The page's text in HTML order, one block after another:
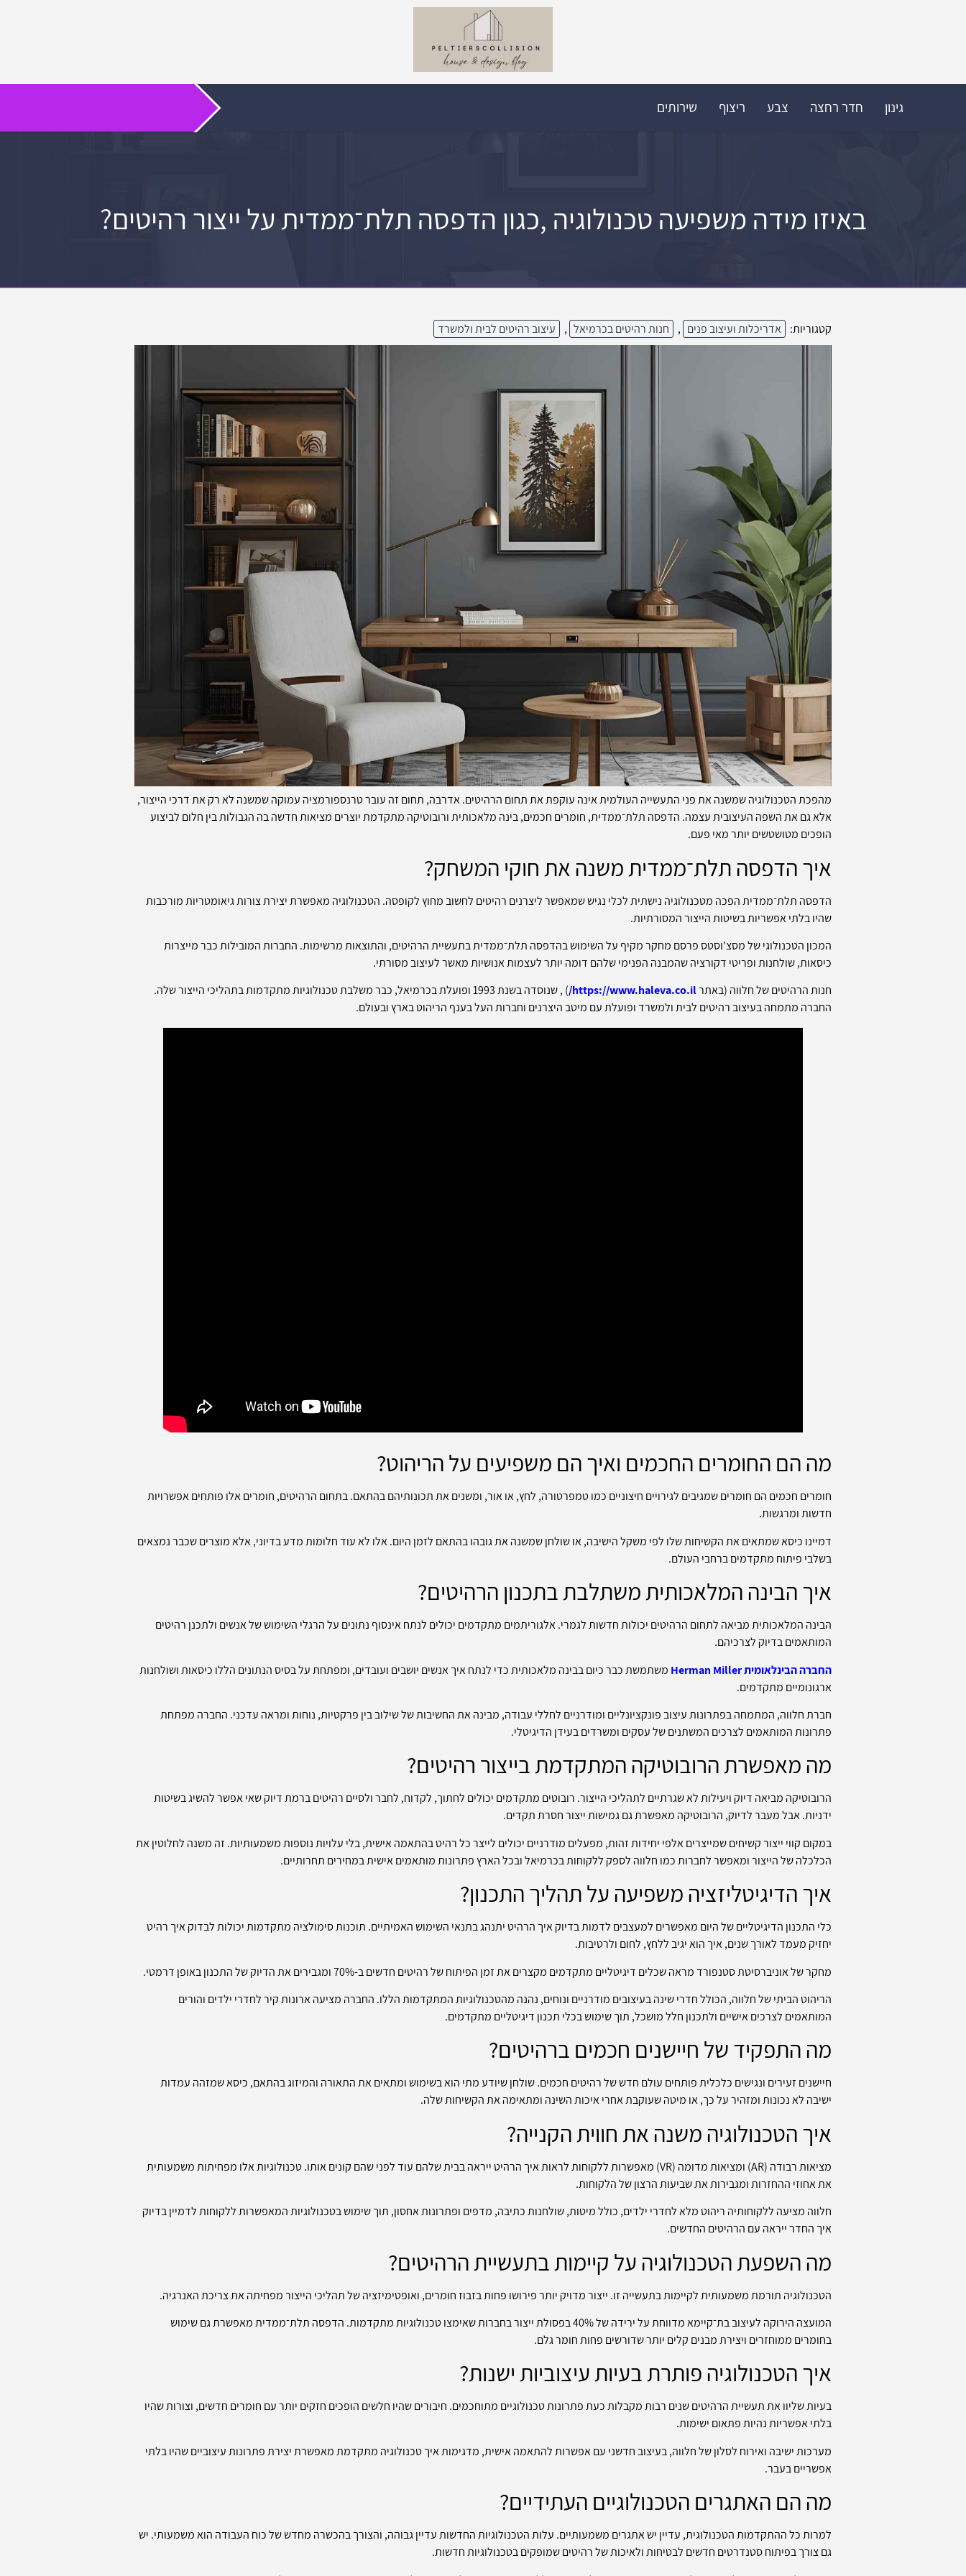
גינון חדר רחצה צבע ריצוף שירותים
באיזו מידה משפיעה טכנולוגיה ,כגון הדפסה תלת־ממדית על ייצור רהיטים?
קטגוריות: אדריכלות ועיצוב פנים , חנות רהיטים בכרמיאל , עיצוב רהיטים לבית ולמשרד
מהפכת הטכנולוגיה שמשנה את פני התעשייה העולמית אינה עוקפת את תחום הרהיטים. אדרבה, תחום זה עובר טרנספורמציה עמוקה שמשנה לא רק את דרכי הייצור,
אלא גם את השפה העיצובית עצמה. הדפסה תלת־ממדית, חומרים חכמים, בינה מלאכותית ורובוטיקה מתקדמת יוצרים מציאות חדשה בה הגבולות בין חלום לביצוע
הופכים מטושטשים יותר מאי פעם.
איך הדפסה תלת־ממדית משנה את חוקי המשחק?
הדפסה תלת־ממדית הפכה מטכנולוגיה נישתית לכלי נגיש שמאפשר ליצרנים רהיטים לחשוב מחוץ לקופסה. הטכנולוגיה מאפשרת יצירת צורות גיאומטריות מורכבות
שהיו בלתי אפשריות בשיטות הייצור המסורתיות.
המכון הטכנולוגי של מסצ'וסטס פרסם מחקר מקיף על השימוש בהדפסה תלת־ממדית בתעשיית הרהיטים, והתוצאות מרשימות. החברות המובילות כבר מייצרות
כיסאות, שולחנות ופריטי דקורציה שהמבנה הפנימי שלהם דומה יותר לעצמות אנושיות מאשר לעיצוב מסורתי.
חנות הרהיטים של חלווה (באתרhttps://www.haleva.co.il/
) , שנוסדה בשנת 1993 ופועלת בכרמיאל, כבר משלבת טכנולוגיות מתקדמות בתהליכי הייצור שלה.
החברה מתמחה בעיצוב רהיטים לבית ולמשרד ופועלת עם מיטב היצרנים וחברות העל בענף הריהוט בארץ ובעולם.
מה הם החומרים החכמים ואיך הם משפיעים על הריהוט?
חומרים חכמים הם חומרים שמגיבים לגירויים חיצוניים כמו טמפרטורה, לחץ, או אור, ומשנים את תכונותיהם בהתאם. בתחום הרהיטים, חומרים אלו פותחים אפשרויות
חדשות ומרגשות.
דמיינו כיסא שמתאים את הקשיחות שלו לפי משקל הישיבה, או שולחן שמשנה את גובהו בהתאם לזמן היום. אלו לא עוד חלומות מדע בדיוני, אלא מוצרים שכבר נמצאים
בשלבי פיתוח מתקדמים ברחבי העולם.
איך הבינה המלאכותית משתלבת בתכנון הרהיטים?
הבינה המלאכותית מביאה לתחום הרהיטים יכולות חדשות לגמרי. אלגוריתמים מתקדמים יכולים לנתח אינסוף נתונים על הרגלי השימוש של אנשים ולתכנן רהיטים
המותאמים בדיוק לצרכיהם.
החברה הבינלאומית Herman Miller
משתמשת כבר כיום בבינה מלאכותית כדי לנתח איך אנשים יושבים ועובדים, ומפתחת על בסיס הנתונים הללו כיסאות ושולחנות
ארגונומיים מתקדמים.
חברת חלווה, המתמחה בפתרונות עיצוב פונקציונליים ומודרניים לחללי עבודה, מבינה את החשיבות של שילוב בין פרקטיות, נוחות ומראה עדכני. החברה מפתחת
פתרונות המותאמים לצרכים המשתנים של עסקים ומשרדים בעידן הדיגיטלי.
מה מאפשרת הרובוטיקה המתקדמת בייצור רהיטים?
הרובוטיקה מביאה דיוק ויעילות לא שגרתיים לתהליכי הייצור. רובוטים מתקדמים יכולים לחתוך, לקדוח, לחבר ולסיים רהיטים ברמת דיוק שאי אפשר להשיג בשיטות
ידניות. אבל מעבר לדיוק, הרובוטיקה מאפשרת גם גמישות ייצור חסרת תקדים.
במקום קווי ייצור קשיחים שמייצרים אלפי יחידות זהות, מפעלים מודרניים יכולים לייצר כל רהיט בהתאמה אישית, בלי עלויות נוספות משמעותיות. זה משנה לחלוטין את
הכלכלה של הייצור ומאפשר לחברות כמו חלווה לספק ללקוחות בכרמיאל ובכל הארץ פתרונות מותאמים אישית במחירים תחרותיים.
איך הדיגיטליזציה משפיעה על תהליך התכנון?
כלי התכנון הדיגיטליים של היום מאפשרים למעצבים לדמות בדיוק איך הרהיט יתנהג בתנאי השימוש האמיתיים. תוכנות סימולציה מתקדמות יכולות לבדוק איך רהיט
יחזיק מעמד לאורך שנים, איך הוא יגיב ללחץ, לחום ולרטיבות.
מחקר של אוניברסיטת סטנפורד מראה שכלים דיגיטליים מתקדמים מקצרים את זמן הפיתוח של רהיטים חדשים ב-70% ומגבירים את הדיוק של התכנון באופן דרמטי.
הריהוט הביתי של חלווה, הכולל חדרי שינה בעיצובים מודרניים ונוחים, נהנה מהטכנולוגיות המתקדמות הללו. החברה מציעה ארונות קיר לחדרי ילדים והורים
המותאמים לצרכים אישיים ולתכנון חלל מושכל, תוך שימוש בכלי תכנון דיגיטליים מתקדמים.
מה התפקיד של חיישנים חכמים ברהיטים?
חיישנים זעירים ונגישים כלכלית פותחים עולם חדש של רהיטים חכמים. שולחן שיודע מתי הוא בשימוש ומתאים את התאורה והמיזוג בהתאם, כיסא שמזהה עמדות
ישיבה לא נכונות ומזהיר על כך, או מיטה שעוקבת אחרי איכות השינה ומתאימה את הקשיחות שלה.
איך הטכנולוגיה משנה את חווית הקנייה?
מציאות רבודה (AR) ומציאות מדומה (VR) מאפשרות ללקוחות לראות איך הרהיט ייראה בבית שלהם עוד לפני שהם קונים אותו. טכנולוגיות אלו מפחיתות משמעותית
את אחוזי ההחזרות ומגבירות את שביעות הרצון של הלקוחות.
חלווה מציעה ללקוחותיה ריהוט מלא לחדרי ילדים, כולל מיטות, שולחנות כתיבה, מדפים ופתרונות אחסון, תוך שימוש בטכנולוגיות המאפשרות ללקוחות לדמיין בדיוק
איך החדר ייראה עם הרהיטים החדשים.
מה השפעת הטכנולוגיה על קיימות בתעשיית הרהיטים?
הטכנולוגיה תורמת משמעותית לקיימות בתעשייה זו. ייצור מדויק יותר פירושו פחות בזבוז חומרים, ואופטימיזציה של תהליכי הייצור מפחיתה את צריכת האנרגיה.
המועצה הירוקה לעיצוב בת־קיימא מדווחת על ירידה של 40% בפסולת ייצור בחברות שאימצו טכנולוגיות מתקדמות. הדפסה תלת־ממדית מאפשרת גם שימוש
בחומרים ממוחזרים ויצירת מבנים קלים יותר שדורשים פחות חומר גלם.
איך הטכנולוגיה פותרת בעיות עיצוביות ישנות?
בעיות שליוו את תעשיית הרהיטים שנים רבות מקבלות כעת פתרונות טכנולוגיים מתוחכמים. חיבורים שהיו חלשים הופכים חזקים יותר עם חומרים חדשים, וצורות שהיו
בלתי אפשריות נהיות פתאום ישימות.
מערכות ישיבה ואירוח לסלון של חלווה, בעיצוב חדשני עם אפשרות להתאמה אישית, מדגימות איך טכנולוגיה מתקדמת מאפשרת יצירת פתרונות עיצוביים שהיו בלתי
אפשריים בעבר.
מה הם האתגרים הטכנולוגיים העתידיים?
למרות כל ההתקדמות הטכנולוגית, עדיין יש אתגרים משמעותיים. עלות הטכנולוגיות החדשות עדיין גבוהה, והצורך בהכשרה מחדש של כוח העבודה הוא משמעותי. יש
גם צורך בפיתוח סטנדרטים חדשים לבטיחות ולאיכות של רהיטים שמופקים בטכנולוגיות חדשות.